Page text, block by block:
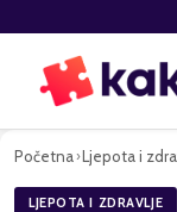
Početna›Ljepota i
LJEPOTA I ZDRAVLJE